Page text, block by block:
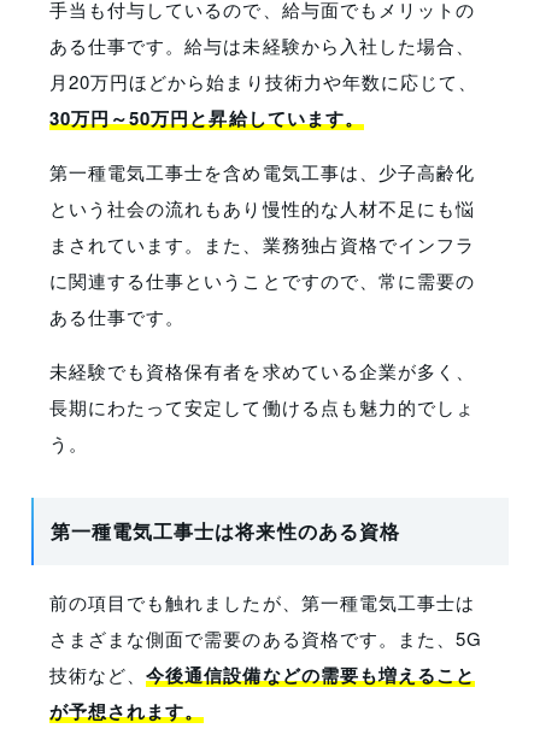
手当も付与しているので、給与面でもメリットの
ある仕事です。給与は未経験から入社した場合、
月20万円ほどから始まり技術力や年数に応じて、
30万円～50万円と昇給しています。
第一種電気工事士を含め電気工事は、少子高齢化
という社会の流れもあり慢性的な人材不足にも悩
まされています。また、業務独占資格でインフラ
に関連する仕事ということですので、常に需要の
ある仕事です。
未経験でも資格保有者を求めている企業が多く、
長期にわたって安定して働ける点も魅力的でしょ
う。
第一種電気工事士は将来性のある資格
前の項目でも触れましたが、第一種電気工事士は
さまざまな側面で需要のある資格です。また、5G
技術など、今後通信設備などの需要も増えること
が予想されます。